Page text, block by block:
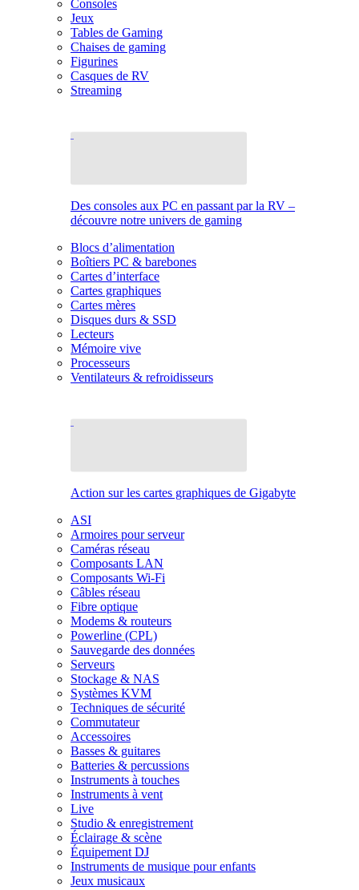
Consoles
Jeux
Tables de Gaming
Chaises de gaming
Figurines
Casques de RV
Streaming
Des consoles aux PC en passant par la RV –
découvre notre univers de gaming
Blocs d’alimentation
Boîtiers PC & barebones
Cartes d’interface
Cartes graphiques
Cartes mères
Disques durs & SSD
Lecteurs
Mémoire vive
Processeurs
Ventilateurs & refroidisseurs
Action sur les cartes graphiques de Gigabyte
ASI
Armoires pour serveur
Caméras réseau
Composants LAN
Composants Wi-Fi
Câbles réseau
Fibre optique
Modems & routeurs
Powerline (CPL)
Sauvegarde des données
Serveurs
Stockage & NAS
Systèmes KVM
Techniques de sécurité
Commutateur
Accessoires
Basses & guitares
Batteries & percussions
Instruments à touches
Instruments à vent
Live
Studio & enregistrement
Éclairage & scène
Équipement DJ
Instruments de musique pour enfants
Jeux musicaux